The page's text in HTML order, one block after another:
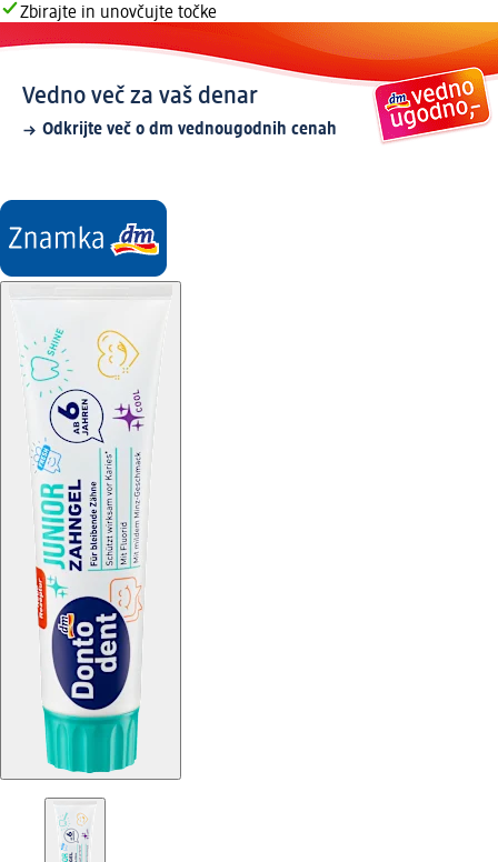
Zbirajte in unovčujte točke
Vedno več za vaš denar
Odkrijte več o dm vednougodnih cenah